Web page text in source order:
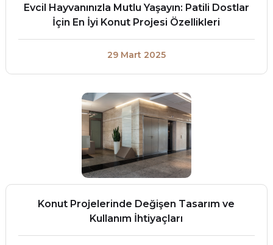
Evcil Hayvanınızla Mutlu Yaşayın: Patili Dostlar
İçin En İyi Konut Projesi Özellikleri
29 Mart 2025
Konut Projelerinde Değişen Tasarım ve
Kullanım İhtiyaçları